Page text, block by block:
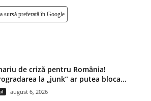
sursă preferată în Google
de criză pentru România!
la „junk” ar putea bloca...
august 6, 2026